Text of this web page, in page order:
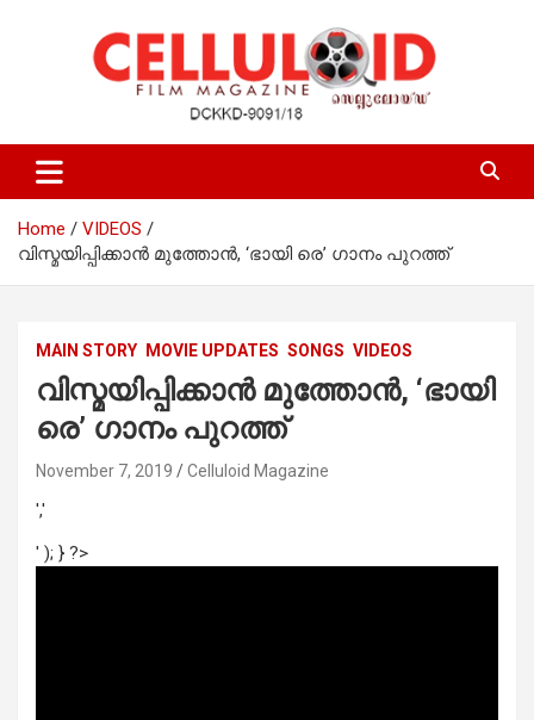
celluloid
Home
VIDEOS
വിസ്മയിപ്പിക്കാന്‍ മുത്തോന്‍, ‘ഭായി രെ’ ഗാനം പുറത്ത്
MAIN STORY MOVIE UPDATES SONGS VIDEOS
വിസ്മയിപ്പിക്കാന്‍ മുത്തോന്‍, ‘ഭായി
രെ’ ഗാനം പുറത്ത്
November 7, 2019 Celluloid Magazine
','
' ); } ?>